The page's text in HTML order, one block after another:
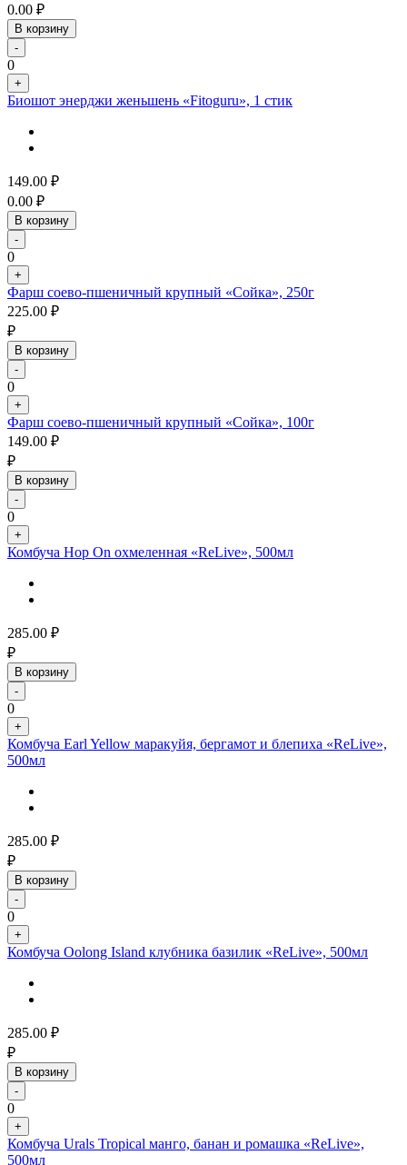
0.00 ₽
В корзину
-
0
+
Биошот энерджи женьшень «Fitoguru», 1 стик
149.00 ₽
0.00 ₽
В корзину
-
0
+
Фарш соево-пшеничный крупный «Сойка», 250г
225.00 ₽
₽
В корзину
-
0
+
Фарш соево-пшеничный крупный «Сойка», 100г
149.00 ₽
₽
В корзину
-
0
+
Комбуча Hop On охмеленная «ReLive», 500мл
285.00 ₽
₽
В корзину
-
0
+
Комбуча Earl Yellow маракуйя, бергамот и блепиха «ReLive»,
500мл
285.00 ₽
₽
В корзину
-
0
+
Комбуча Oolong Island клубника базилик «ReLive», 500мл
285.00 ₽
₽
В корзину
-
0
+
Комбуча Urals Tropical манго, банан и ромашка «ReLive»,
500мл